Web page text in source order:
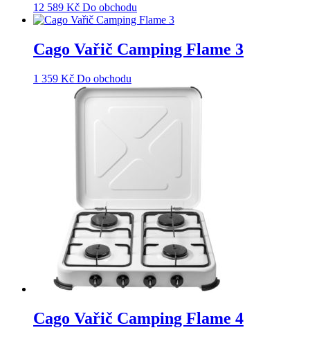
12 589 Kč Do obchodu
Cago Vařič Camping Flame 3
1 359 Kč Do obchodu
Cago Vařič Camping Flame 4